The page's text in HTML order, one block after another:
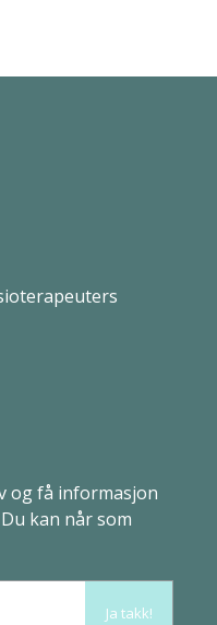
og få informasjon
kan når som
Ja takk!